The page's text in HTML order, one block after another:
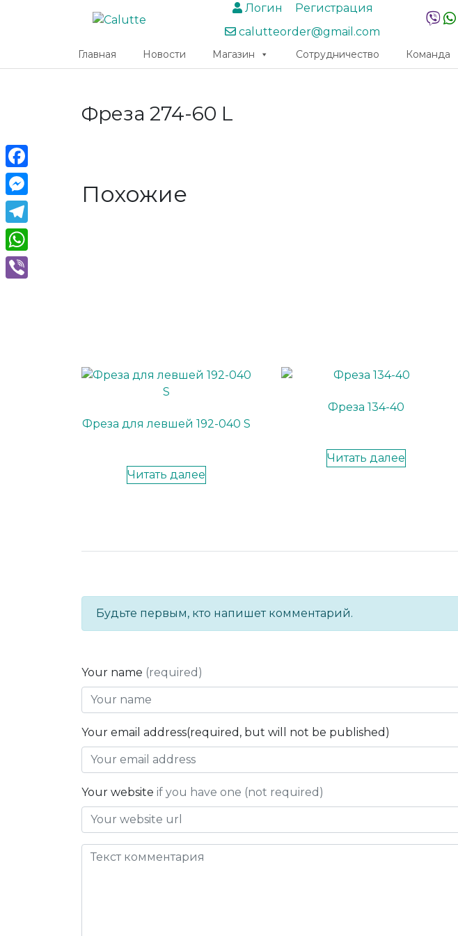
Логин
Регистрация
calutteorder@gmail.com
Главная Новости Магазин Сотрудничество Команда
Фреза 274-60 L
Похожие
Фреза для левшей 192-040 S
Читать далее
Фреза 134-40
Читать далее
Будьте первым, кто напишет комментарий.
Your name (required)
Your email address(required, but will not be published)
Your website if you have one (not required)
Facebook
Messenger
Telegram
WhatsApp